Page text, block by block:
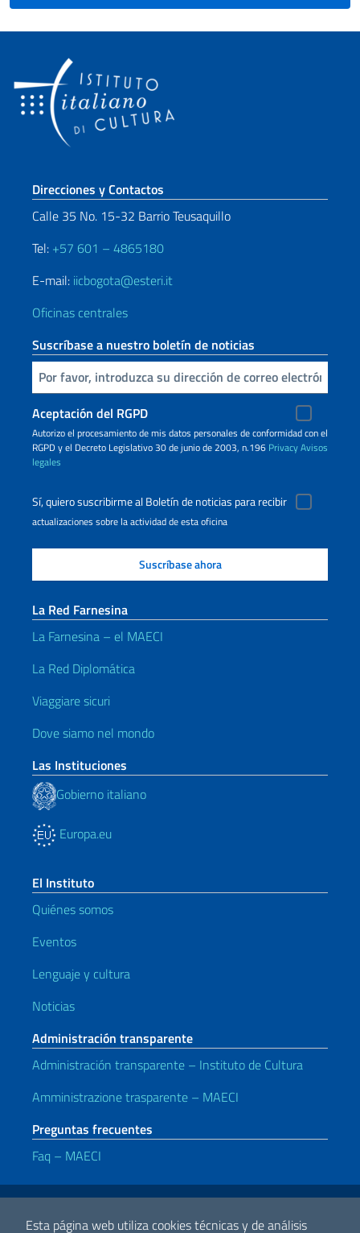
Esta página web utiliza cookies técnicas y de análisis
Sezione footer
Direcciones y Contactos
Calle 35 No. 15-32 Barrio Teusaquillo
Tel: +57 601 – 4865180
E-mail: iicbogota@esteri.it
Oficinas centrales
Suscríbase a nuestro boletín de noticias
Inserta tu correo electronico
Aceptación del RGPD
Autorizo ​​el procesamiento de mis datos personales de conformidad con el
RGPD y el Decreto Legislativo 30 de junio de 2003, n.196 PrivacyAvisos
legales
Sí, quiero suscribirme al Boletín de noticias para recibir
actualizaciones sobre la actividad de esta oficina
La Red Farnesina
La Farnesina – el MAECI
La Red Diplomática
Viaggiare sicuri
Dove siamo nel mondo
Las Instituciones
Gobierno italiano
Europa.eu
El Instituto
Quiénes somos
Eventos
Lenguaje y cultura
Noticias
Administración transparente
Administración transparente – Instituto de Cultura
Amministrazione trasparente – MAECI
Preguntas frecuentes
Faq – MAECI
Enlaces útiles